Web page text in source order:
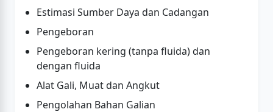
Estimasi Sumber Daya dan Cadangan
Pengeboran
Pengeboran kering (tanpa fluida) dan
dengan fluida
Alat Gali, Muat dan Angkut
Pengolahan Bahan Galian